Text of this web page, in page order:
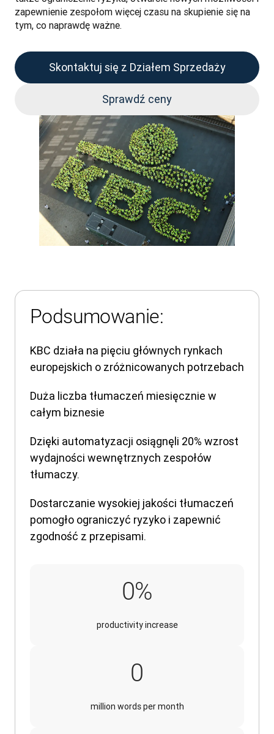
zapewnienie zespołom więcej czasu na skupienie się na
tym, co naprawdę ważne.
Skontaktuj się z Działem Sprzedaży
Sprawdź ceny
Podsumowanie:
KBC działa na pięciu głównych rynkach
europejskich o zróżnicowanych potrzebach
Duża liczba tłumaczeń miesięcznie w
całym biznesie
Dzięki automatyzacji osiągnęli 20% wzrost
wydajności wewnętrznych zespołów
tłumaczy.
Dostarczanie wysokiej jakości tłumaczeń
pomogło ograniczyć ryzyko i zapewnić
zgodność z przepisami.
0%
productivity increase
0
million words per month